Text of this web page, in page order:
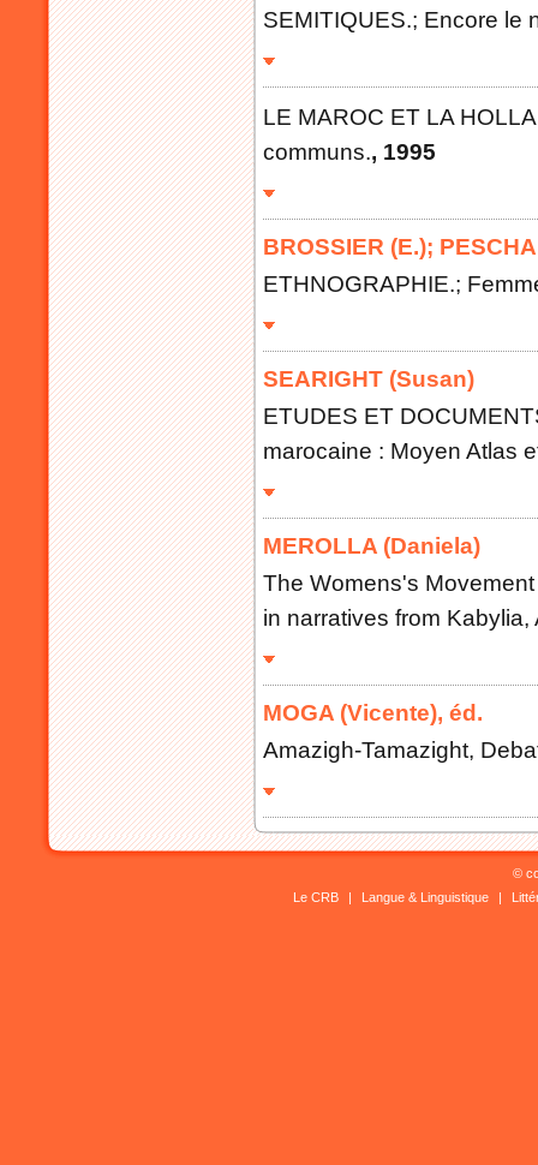
SEMITIQUES.; Encore le
LE MAROC ET LA
communs., 1995
BROSSIER (E.);
ETHNOGRAPHIE.;
SEARIGHT (Susan)
ETUDES ET
marocaine : Moyen Atlas
MEROLLA (Daniela)
The Womens's
in narratives from
MOGA (Vicente), éd.
Amazigh-Tamazight,
©
Le CRB
| Langue & Linguistique |